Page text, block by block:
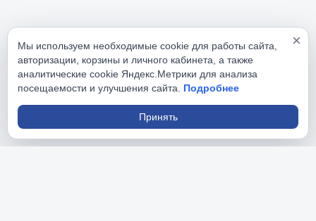
×
Мы используем необходимые cookie для работы сайта,
авторизации, корзины и личного кабинета, а также
аналитические cookie Яндекс.Метрики для анализа
посещаемости и улучшения сайта. Подробнее
Принять